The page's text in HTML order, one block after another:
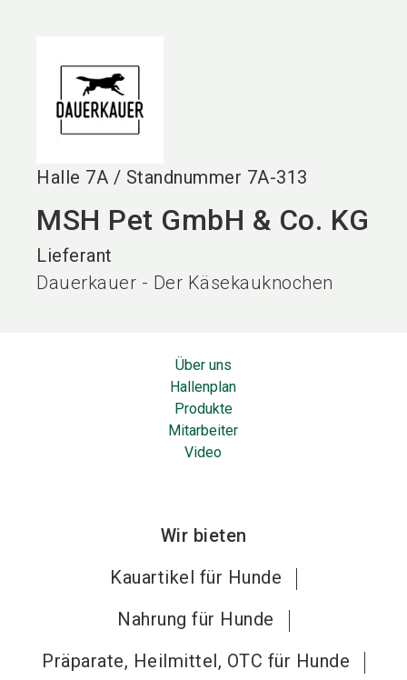
Halle 7A / Standnummer 7A-313
MSH Pet GmbH & Co. KG
Lieferant
Dauerkauer - Der Käsekauknochen
Über uns
Hallenplan
Produkte
Mitarbeiter
Video
Wir bieten
Kauartikel für Hunde
Nahrung für Hunde
Präparate, Heilmittel, OTC für Hunde